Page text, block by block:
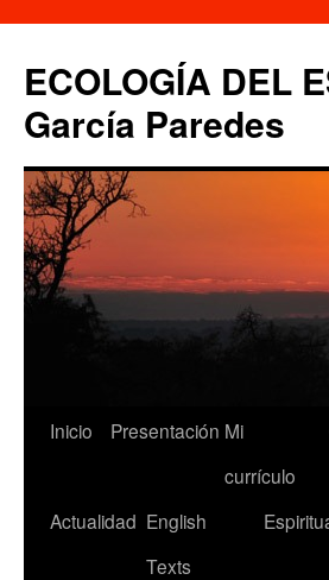
contenido
ECOLOGÍA DEL
García Paredes
Inicio Presentación Mi
currículo
Actualidad English
Texts